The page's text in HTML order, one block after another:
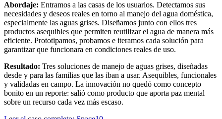
Abordaje: Entramos a las casas de los usuarios. Detectamos sus
necesidades y deseos reales en torno al manejo del agua doméstica,
especialmente las aguas grises. Diseñamos junto con ellos tres
productos asequibles que permiten reutilizar el agua de manera más
eficiente. Prototipamos, probamos e iteramos cada solución para
garantizar que funcionara en condiciones reales de uso.
Resultado: Tres soluciones de manejo de aguas grises, diseñadas
desde y para las familias que las iban a usar. Asequibles, funcionales
y validadas en campo. La innovación no quedó como concepto
bonito en un reporte: salió como producto que aporta paz mental
sobre un recurso cada vez más escaso.